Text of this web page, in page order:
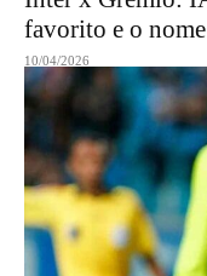
favorito e o
10/04/2026